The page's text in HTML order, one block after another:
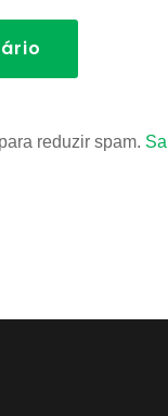
reduzir spam.